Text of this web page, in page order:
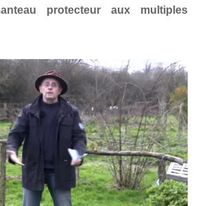
protecteur aux multiples